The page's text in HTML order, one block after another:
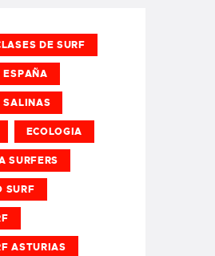
DE SURF
ESPAÑA
SALINAS
ECOLOGIA
SURFERS
SURF
ASTURIAS